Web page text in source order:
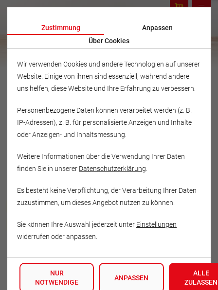
Musikschule Fröhlich
Isabell Felis
15757 Halbe
Tel.: 033765-80377
Zustimmung
Anpassen
Über Cookies
Wir verwenden Cookies und andere Technologien auf unserer
Website. Einige von ihnen sind essenziell, während andere
uns helfen, diese Website und Ihre Erfahrung zu verbessern.
Personenbezogene Daten können verarbeitet werden (z. B.
IP-Adressen), z. B. für personalisierte Anzeigen und Inhalte
oder Anzeigen- und Inhaltsmessung.
Weitere Informationen über die Verwendung Ihrer Daten
finden Sie in unserer Datenschutzerklärung
Es besteht keine Verpflichtung, der Verarbeitung Ihrer Daten
zuzustimmen, um dieses Angebot nutzen zu können.
Sie können Ihre Auswahl jederzeit unter Einstellungen
widerrufen oder anpassen.
NUR
NOTWENDIGE
ANPASSEN
ALLE
ZULASSEN